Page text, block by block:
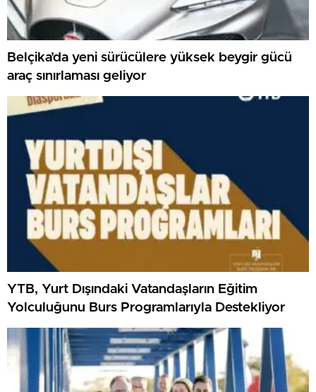
Belçika’da yeni sürücülere yüksek beygir gücü
araç sınırlaması geliyor
YTB, Yurt Dışındaki Vatandaşların Eğitim
Yolculuğunu Burs Programlarıyla Destekliyor